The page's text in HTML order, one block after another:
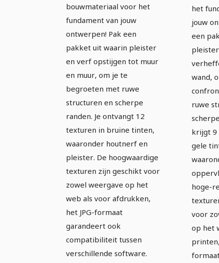
bouwmateriaal voor het
fundament van jouw
ontwerpen! Pak een
pakket uit waarin pleister
en verf opstijgen tot muur
en muur, om je te
begroeten met ruwe
structuren en scherpe
randen. Je ontvangt 12
texturen in bruine tinten,
waaronder houtnerf en
pleister. De hoogwaardige
texturen zijn geschikt voor
zowel weergave op het
web als voor afdrukken,
het JPG-formaat
garandeert ook
compatibiliteit tussen
verschillende software.
het
jouw
een
wand,
ruwe
krijgt 9
gele
hoge-
voor
op het